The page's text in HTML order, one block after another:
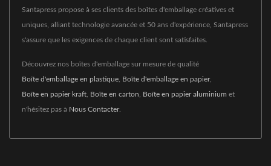
Santapress propose à ses clients des boîtes d'emballage créatives et
uniques, alliant technologie avancée et 50 ans d'expérience, Santapress
s'assure que les exigences de chaque client sont satisfaites.
Découvrez nos boîtes d'emballage sur mesure de qualité
Boîte d'emballage en plastique Boîte d'emballage en papier,
Boîte en papier kraft Boîte en carton Boîte en papier aluminium et
n'hésitez pas à Nous Contacter.